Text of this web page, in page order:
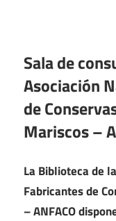
Sala de
Asociación
de
Mariscos –
La Biblioteca de
Fabricantes de
– ANFACO